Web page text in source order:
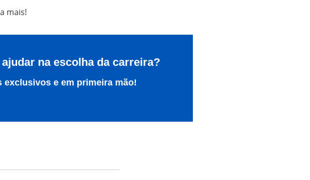
mais!
na escolha da carreira?
exclusivos e em primeira mão!